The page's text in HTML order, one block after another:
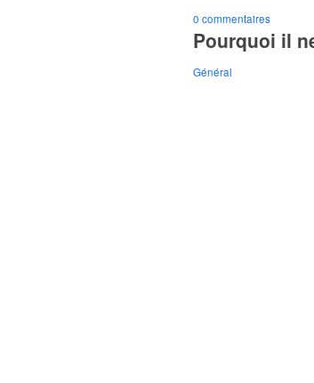
0 commentaires
Pourquoi il
Général